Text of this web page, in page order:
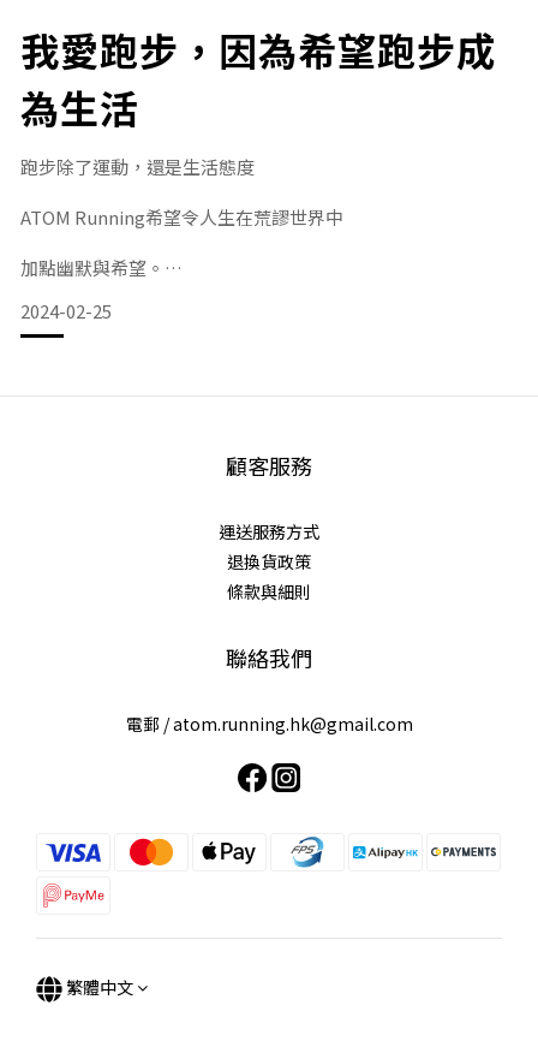
=關於Tammy=
Tammy @tamigralife ，為了解自己而跑步，
香港西洋書法家，對美有獨特追求，
我愛跑步，因為希望跑步成
為生活
跑步除了運動，還是生活態度
ATOM Running希望令人生在荒謬世界中
加點幽默與希望。
借問LOGO有幾高？到底我地個Logo係點諗到呢？
將個「O」字變成咗一堆粒子圍住運動場沖圈嘅畫面⚛️
營造咗一個 ”望住logo就想get set GO嘅感覺”🏃🏻‍♀️🏃🏻‍♂️
作為喺運動場上飛馳灑汗嘅你
2024-02-25
顧客服務
運送服務方式
退換貨政策
條款與細則
聯絡我們
電郵 /atom.running.hk@gmail.com
繁體中文